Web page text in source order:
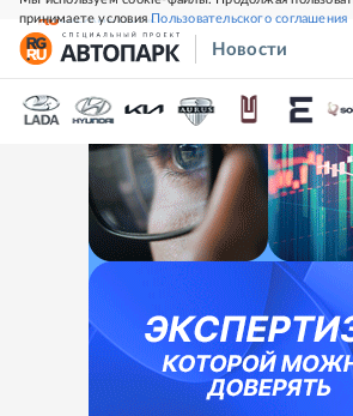
принимаете условияПользовательского соглашения
СВЕЖИЙ НОМЕР
Новости